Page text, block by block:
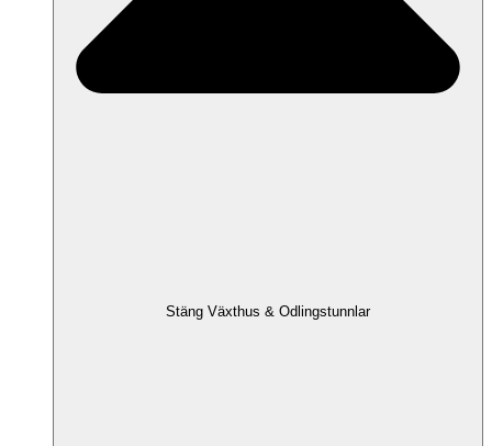
Stäng Växthus & Odlingstunnlar